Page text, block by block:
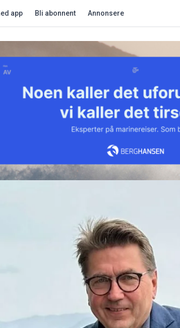
app Bli abonnent Annonsere